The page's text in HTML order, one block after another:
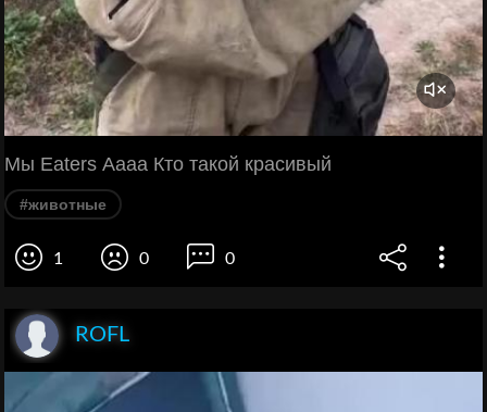
Мы Eaters Аааа Кто такой красивый
#животные
1 0 0
ROFL